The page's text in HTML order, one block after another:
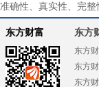
准确性、真实性、完
东方财富 东方
东方
东方
东方